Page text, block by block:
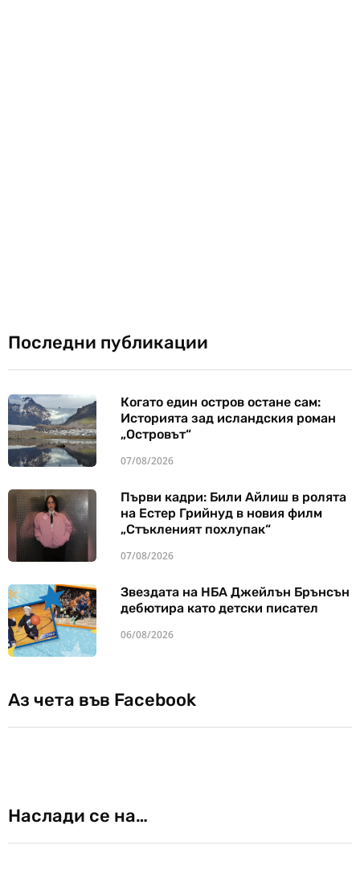
Последни публикации
Когато един остров остане сам:
Историята зад исландския роман
„Островът“
07/08/2026
Първи кадри: Били Айлиш в ролята
на Естер Грийнуд в новия филм
„Стъкленият похлупак“
07/08/2026
Звездата на НБА Джейлън Брънсън
дебютира като детски писател
06/08/2026
Аз чета във Facebook
Наслади се на…